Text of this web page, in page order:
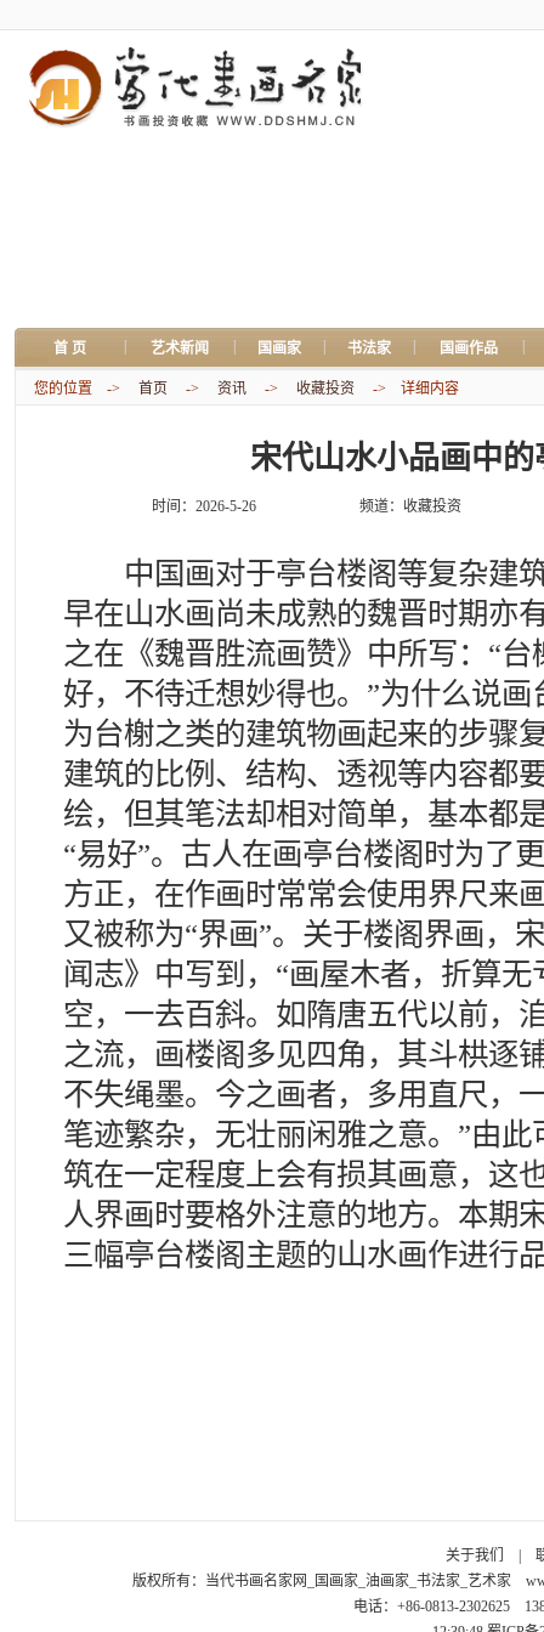
首 页 艺术新闻 国画家 书法家 国画作品
您的位置 -> 首页 -> 资讯 -> 收藏投资 -> 详细内容
宋代山水小品画中的
时间：2026-5-26 频道： 收藏投资
中国画对于亭台楼阁等复杂建
早在山水画尚未成熟的魏晋时期亦
之在《魏晋胜流画赞》中所写：“
好，不待迁想妙得也。”为什么说
为台榭之类的建筑物画起来的步骤
建筑的比例、结构、透视等内容都
绘，但其笔法却相对简单，基本都
“易好”。古人在画亭台楼阁时为了
方正，在作画时常常会使用界尺来
又被称为“界画”。关于楼阁界画，
闻志》中写到，“画屋木者，折算
空，一去百斜。如隋唐五代以前，
之流，画楼阁多见四角，其斗栱逐
不失绳墨。今之画者，多用直尺，
笔迹繁杂，无壮丽闲雅之意。”由
筑在一定程度上会有损其画意，这
人界画时要格外注意的地方。本期
三幅亭台楼阁主题的山水画作进行
关于我们
版权所有： 当代书画名家网_国画家_油画家_书法家_艺术家
电话：+86-0813-2302625